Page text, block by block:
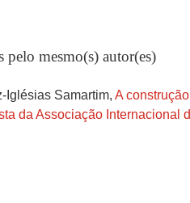
mesmo(s) autor(es)
Iglésias Samartim, A
da Associação Internacional